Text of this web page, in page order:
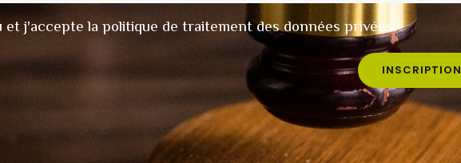
et j'accepte la politique de traitement des données privées.
INSCRIPTION